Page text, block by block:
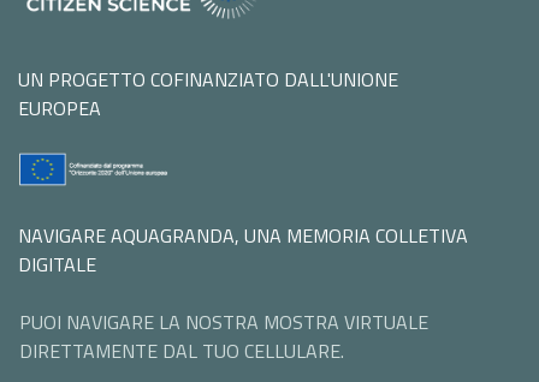
UN PROGETTO COFINANZIATO DALL'UNIONE
EUROPEA
NAVIGARE AQUAGRANDA, UNA MEMORIA COLLETIVA
DIGITALE
PUOI NAVIGARE LA NOSTRA MOSTRA VIRTUALE
DIRETTAMENTE DAL TUO CELLULARE.